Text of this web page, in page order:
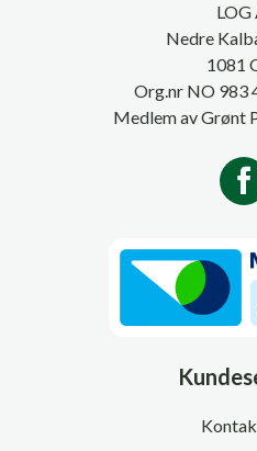
LOG
Nedre
1081
Org.nr NO 983
Medlem av Grønt